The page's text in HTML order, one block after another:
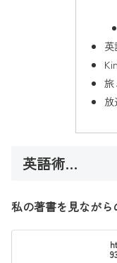
旅
英語術…
私の著書を見ながら